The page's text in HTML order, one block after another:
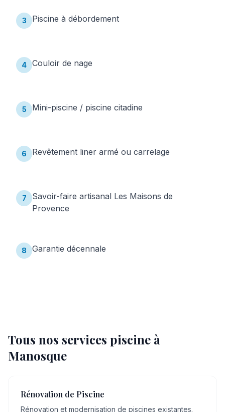
3 Piscine à débordement
4 Couloir de nage
5 Mini-piscine / piscine citadine
6 Revêtement liner armé ou carrelage
7
Savoir-faire artisanal Les Maisons de
Provence
8 Garantie décennale
Tous nos services piscine à
Manosque
Rénovation de Piscine
Rénovation et modernisation de piscines existantes.